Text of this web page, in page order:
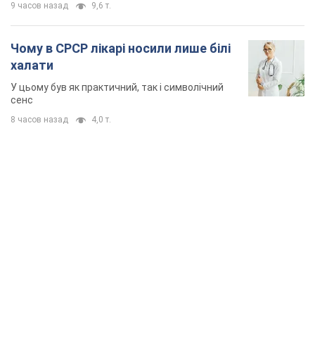
9 часов назад 9,6 т.
Чому в СРСР лікарі носили лише білі
халати
У цьому був як практичний, так і символічний
сенс
8 часов назад 4,0 т.